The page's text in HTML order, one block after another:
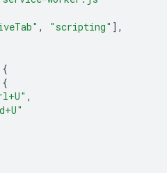
, "scripting" ],
{
{
,